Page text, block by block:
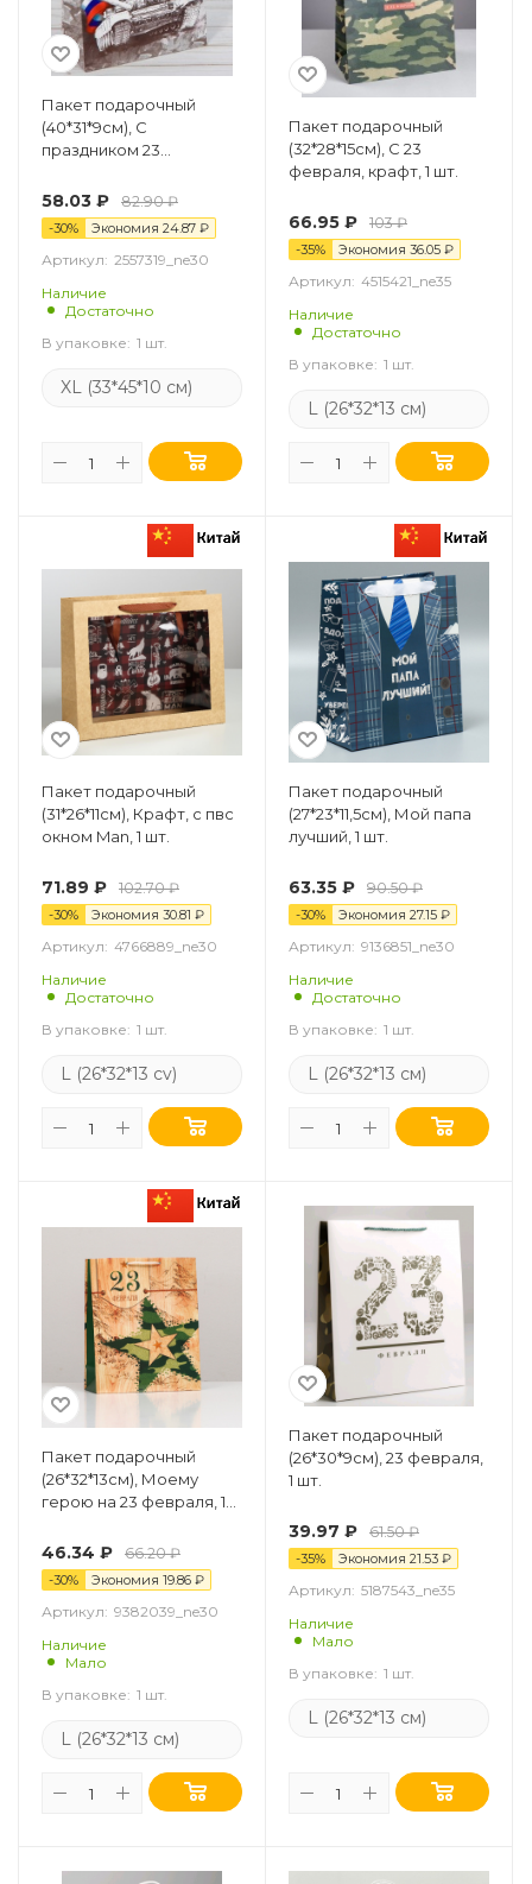
Пакет подарочный
(40*31*9см), С
праздником 23
58.03 ₽ 82.90₽
-30% Экономия 24.87 ₽
Артикул: 2557319_ne30
Наличие
Достаточно
В упаковке: 1 шт.
XL (33*45*10 см)
Пакет подарочный
(32*28*15см), С 23
февраля, крафт, 1 шт.
66.95 ₽ 103₽
-35% Экономия 36.05 ₽
Артикул: 4515421_ne35
Наличие
Достаточно
В упаковке: 1 шт.
L (26*32*13 см)
Пакет подарочный
(31*26*11см), Крафт, с пвс
окном Man, 1 шт.
71.89 ₽ 102.70₽
-30% Экономия 30.81 ₽
Артикул: 4766889_ne30
Наличие
Достаточно
В упаковке: 1 шт.
L (26*32*13 cv)
Пакет подарочный
(27*23*11,5см), Мой папа
лучший, 1 шт.
63.35 ₽ 90.50₽
-30% Экономия 27.15 ₽
Артикул: 9136851_ne30
Наличие
Достаточно
В упаковке: 1 шт.
L (26*32*13 см)
Пакет подарочный
(26*32*13см), Моему
герою на 23 февраля, 1
46.34 ₽ 66.20₽
-30% Экономия 19.86 ₽
Артикул: 9382039_ne30
Наличие
Мало
В упаковке: 1 шт.
L (26*32*13 см)
Пакет подарочный
(26*30*9см), 23 февраля,
1 шт.
39.97 ₽ 61.50₽
-35% Экономия 21.53 ₽
Артикул: 5187543_ne35
Наличие
Мало
В упаковке: 1 шт.
L (26*32*13 см)